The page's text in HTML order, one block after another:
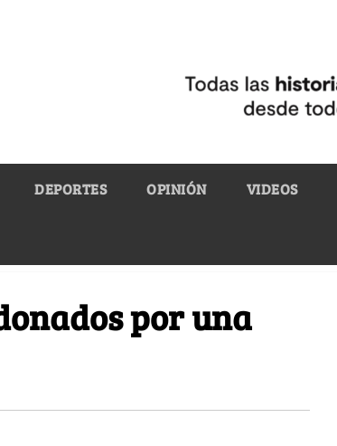
DEPORTES OPINIÓN VIDEOS
por una